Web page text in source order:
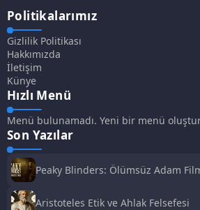
Politikalarımız
Gizlilik Politikası
Hakkımızda
İletişim
Künye
Hızlı Menü
Menü bulunamadı. Yeni bir menü
Son Yazılar
Peaky Blinders: Ölümsüz Adam
Aristoteles Etik ve Ahlak Felsefesi